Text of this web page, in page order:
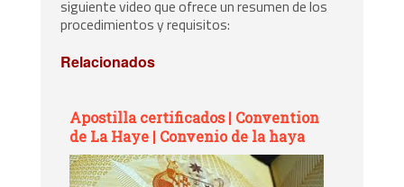
siguiente video que ofrece un resumen de los
procedimientos y requisitos:
Relacionados
Apostilla certificados | Convention
de La Haye | Convenio de la haya